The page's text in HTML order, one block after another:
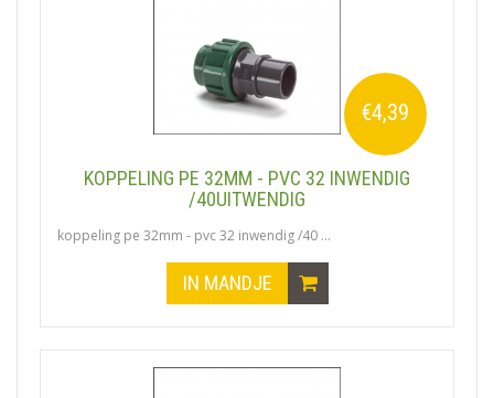
€4,39
KOPPELING PE 32MM - PVC 32 INWENDIG
/40UITWENDIG
koppeling pe 32mm - pvc 32 inwendig /40 ...
IN MANDJE